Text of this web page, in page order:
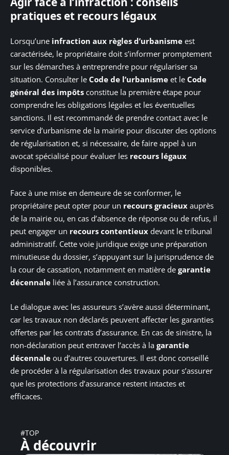
pratiques et recours légaux
Lorsqu’une infraction aux règles d’urbanisme est
caractérisée, le propriétaire doit s’informer promptement
sur les démarches à entreprendre pour régulariser sa
situation. Consulter le Code de l’urbanisme et le Code
général des impôts constitue la première étape pour
comprendre les obligations légales et les éventuelles
sanctions. Il est recommandé de prendre contact avec le
service d’urbanisme de la mairie pour discuter des options
de régularisation et, si nécessaire, de faire appel à un
avocat spécialisé pour évaluer les recours légaux
disponibles.
Face à une mise en demeure de se conformer, le
propriétaire peut opter pour un recours gracieux auprès
de la mairie ou, en cas d’absence de réponse ou de refus, il
peut engager un recours contentieux devant le tribunal
administratif. Cette voie juridique exige une préparation
minutieuse du dossier, s’appuyant sur la jurisprudence de
la cour de cassation, notamment en matière de garantie
décennale liée à l’assurance construction.
Le dialogue avec les assureurs s’avère aussi déterminant,
car les travaux non déclarés peuvent affecter les garanties
offertes par les contrats d’assurance. En cas de sinistre, la
non-déclaration peut entraver l’accès à la garantie
décennale ou d’autres couvertures. Il est donc conseillé
de procéder à la régularisation des travaux pour s’assurer
que les protections d’assurance restent intactes et
efficaces.
#TOP
À découvrir